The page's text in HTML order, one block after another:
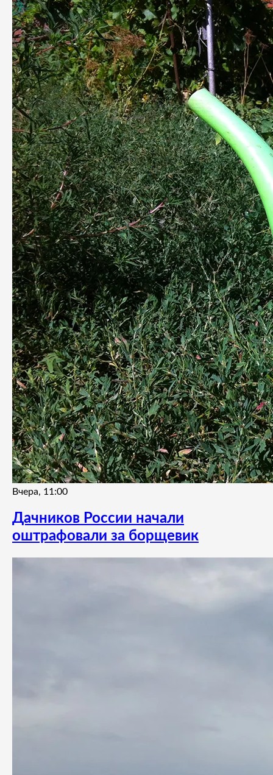
Вчера, 11:00
Дачников России начали
оштрафовали за борщевик